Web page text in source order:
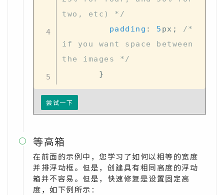
two, etc) */
padding : 5 px ;
/*
if you want space between
the images */
}
尝试一下
 等高箱
在前面的示例中，您学习了如何以相等的宽度
并排浮动框。但是，创建具有相同高度的浮动
箱并不容易。但是，快速修复是设置固定高
度，如下例所示：